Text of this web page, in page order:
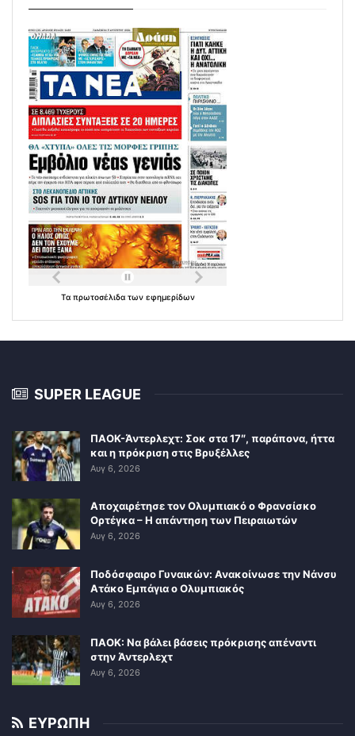
Τα πρωτοσέλιδα των εφημερίδων
SUPER LEAGUE
ΠΑΟΚ-Άντερλεχτ: Σοκ στα 17″, παράπονα, ήττα
και η πρόκριση στις Βρυξέλλες
Αυγ 6, 2026
Αποχαιρέτησε τον Ολυμπιακό ο Φρανσίσκο
Ορτέγκα – Η απάντηση των Πειραιωτών
Αυγ 6, 2026
Ποδόσφαιρο Γυναικών: Ανακοίνωσε την Νάνσυ
Ατάκο Εμπάγια ο Ολυμπιακός
Αυγ 6, 2026
ΠΑΟΚ: Να βάλει βάσεις πρόκρισης απέναντι
στην Άντερλεχτ
Αυγ 6, 2026
ΕΥΡΩΠΗ